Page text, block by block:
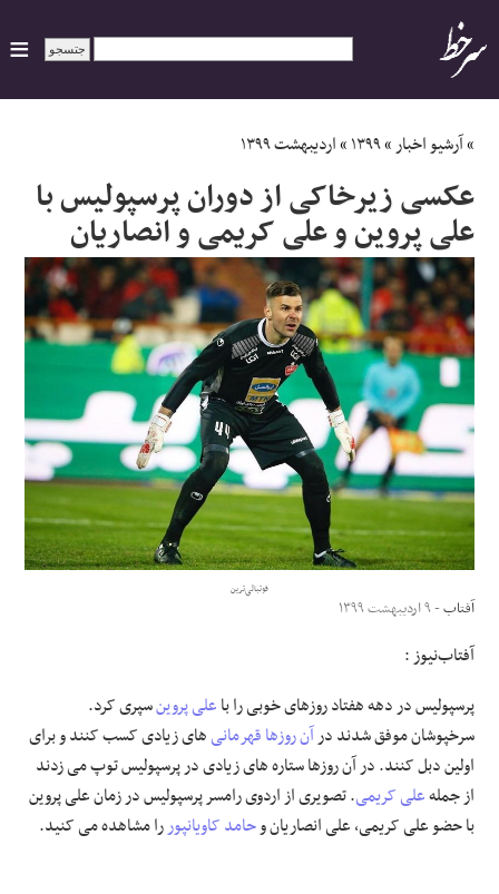
ایران
سیاسی
اقتصاد
ورزشی
اجتماعی
حوادث
علوم و فن آوری
فرهنگی و هنری
مقالات
»آرشیو اخبار»۱۳۹۹»اردیبهشت ۱۳۹۹
عکسی زیرخاکی از دوران پرسپولیس با
علی پروین و علی کریمی و انصاریان
فوتبالی‌ترین
آفتاب- ۹ اردیبهشت ۱۳۹۹
آفتاب‌‌نیوز :
پرسپولیس در دهه هفتاد روزهای خوبی را باعلی پروینسپری کرد.
سرخپوشان موفق شدند درآن روزهاقهرمانیهای زیادی کسب کنند و برای
اولین دبل کنند. در آن روزها ستاره های زیادی در پرسپولیس توپ می زدند
از جملهعلی کریمی. تصویری از اردوی رامسر پرسپولیس در زمان علی پروین
با حضو علی کریمی، علی انصاریان وحامد کاویانپوررا مشاهده می کنید.